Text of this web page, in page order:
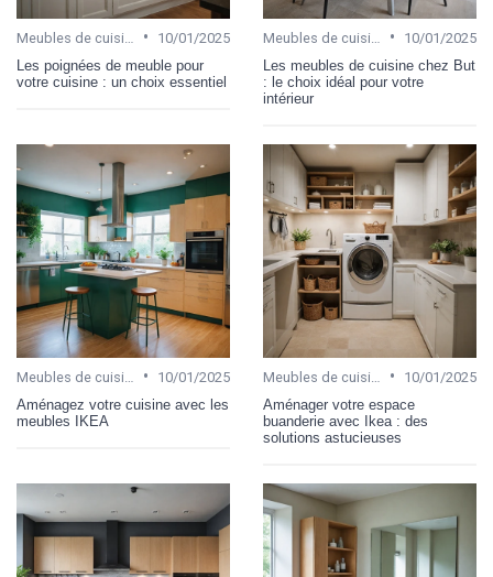
•
10/01/2025
Les poignées de meuble pour
votre cuisine : un choix essentiel
•
10/01/2025
Les meubles de cuisine chez But
: le choix idéal pour votre
intérieur
•
10/01/2025
Aménagez votre cuisine avec les
meubles IKEA
•
10/01/2025
Aménager votre espace
buanderie avec Ikea : des
solutions astucieuses